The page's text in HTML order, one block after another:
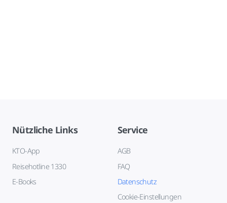
Nützliche Links
KTO-App
Reisehotline 1330
E-Books
Service
AGB
FAQ
Datenschutz
Cookie-Einstellungen